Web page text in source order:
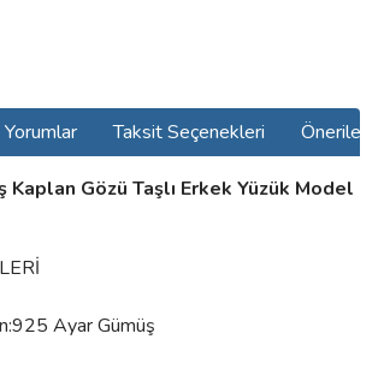
Yorumlar Taksit Seçenekleri
Kaplan Gözü Taşlı Erkek Yüzük Model
Ayar Gümüş